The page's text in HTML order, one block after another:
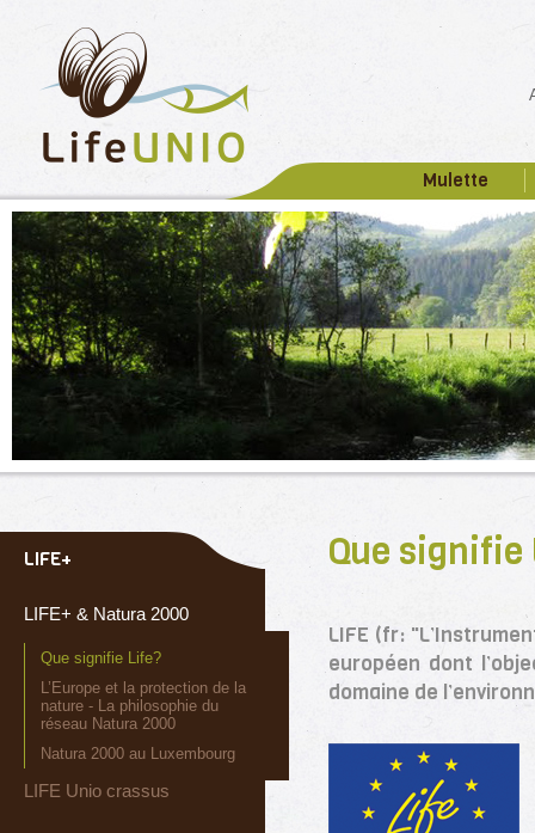
Mulette
LIFE+
LIFE+ & Natura 2000
Que signifie Life?
L’Europe et la protection de la
nature - La philosophie du
réseau Natura 2000
Natura 2000 au Luxembourg
LIFE Unio crassus
Que signifie
LIFE (fr:
européen dont
domaine de